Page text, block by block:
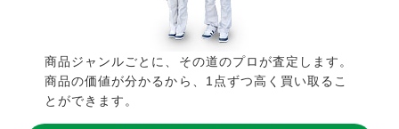
商品ジャンルごとに、その道のプロが査定します。
商品の価値が分かるから、1点ずつ高く買い取るこ
とができます。